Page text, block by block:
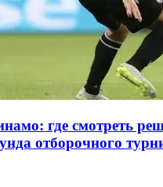
где смотреть
отборочного